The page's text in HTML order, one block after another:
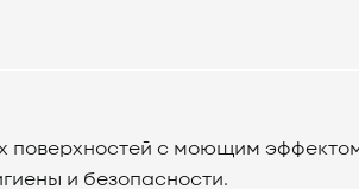
поверхностей с моющим
и безопасности.